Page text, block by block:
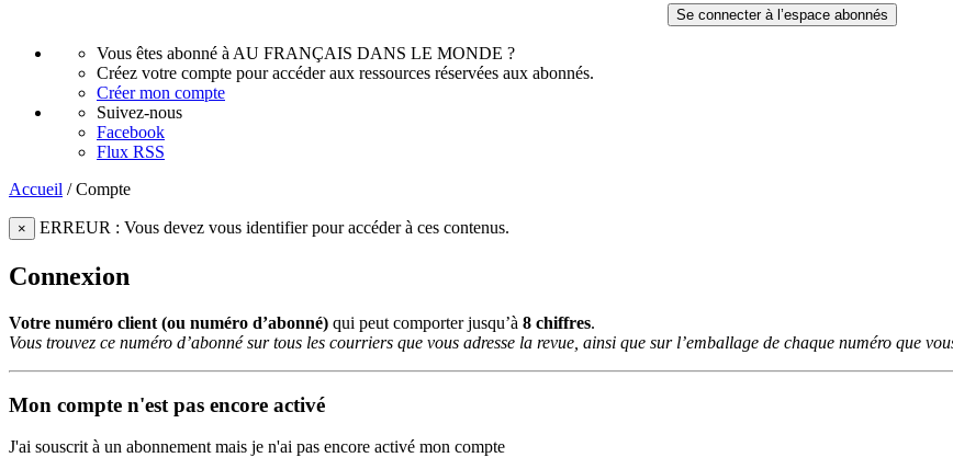
Vous êtes abonné à AU FRANÇAIS DANS LE MONDE ?
Créez votre compte pour accéder aux ressources réservées aux abonnés.
Créer mon compte
Suivez-nous
Facebook
Flux RSS
Accueil /Compte
× ERREUR : Vous devez vous identifier pour accéder à ces contenus.
Connexion
Votre numéro client (ou numéro d’abonné) qui peut comporter jusqu’à 8 chiffres.
Vous trouvez ce numéro d’abonné sur tous les courriers que vous adresse la revue, ainsi que sur l’emballage de chaque numéro que
Mon compte n'est pas encore activé
J'ai souscrit à un abonnement mais je n'ai pas encore activé mon compte